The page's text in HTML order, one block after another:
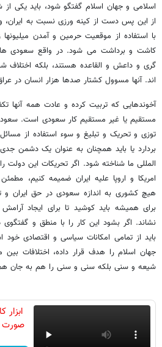
اسلامی و جهان اسلام گفتگو شود، باید یکی
از این پس دست از کینه ورزی نسبت به ایران،
با استفاده از موقعیت حرمین و آمدن
کاشت و برداشت می شود. در واقع سعودی ها
گری و داعش و القاعده هستند، بلکه اختلاف
اند. آنها مسوول کشتار صدها هزار انسان در
آخوندهایی که تربیت کرده و عادت همه آنها
مستقیم یا غیر مستقیم کار سعودی است.
توزی و تحریک و تبلیغ و سوء استفاده از
بردارد یا باید همچنان به عنوان یک دشمن
المللی ما شناخته شود. اگر تحریکات این دولت
امریکا و اروپا علیه ایران ضمیمه کنیم،
هیچ کشوری به اندازه سعودی در حق ایران
برای همیشه باید کوشید تا برای ایجاد
نشاند. اگر بشود این کار را با منطق و
باید از تمامی امکانات سیاسی و اقتصادی خود
جهان اسلام را هدف قرار داده، اختلافات بین
شیعه و سنی بلکه سنی و سنی را هم به جان هم
صورت